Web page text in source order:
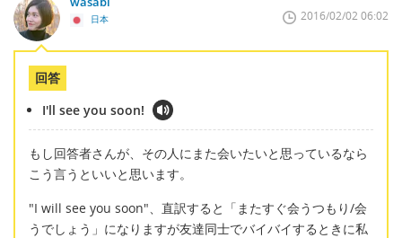
日本 2016/02/02 06:02
回答
I'll see you soon!
もし回答者さんが、その人にまた会いたいと思っているなら
こう言うといいと思います。
"I will see you soon"、直訳すると「またすぐ会うつもり/会
うでしょう」になりますが友達同士でバイバイするときに私